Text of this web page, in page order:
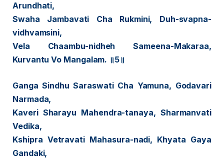
Arundhati,
Swaha Jambavati Cha Rukmini, Duh-svapna-
vidhvamsini,
Vela Chaambu-nidheh Sameena-Makaraa,
Kurvantu Vo Mangalam. ॥5॥
Ganga Sindhu Saraswati Cha Yamuna, Godavari
Narmada,
Kaveri Sharayu Mahendra-tanaya, Sharmanvati
Vedika,
Kshipra Vetravati Mahasura-nadi, Khyata Gaya
Gandaki,